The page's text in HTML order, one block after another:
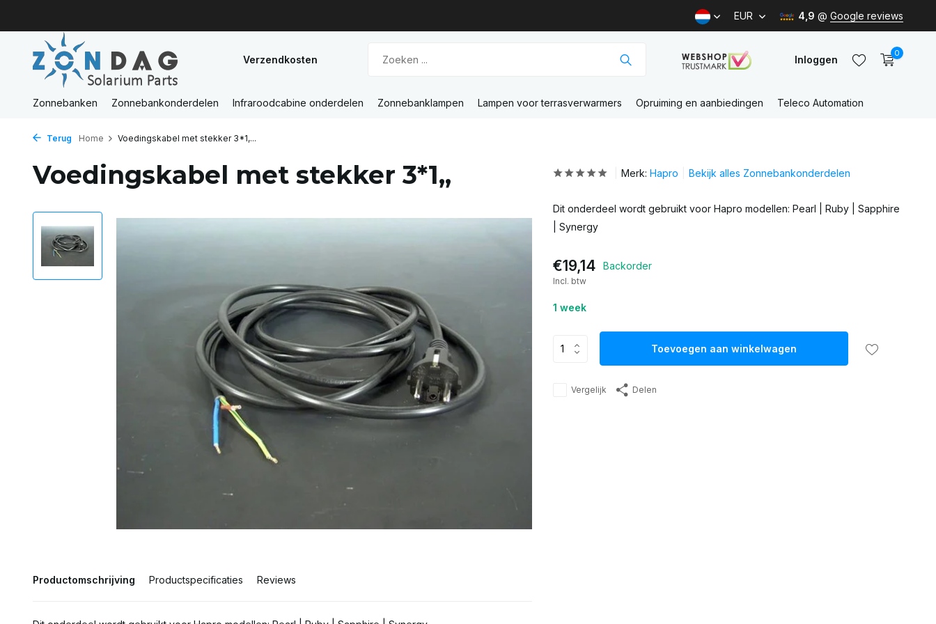
EUR 4,9 @ Google reviews
Verzendkosten Inloggen
Account
0
Zonnebanken Zonnebankonderdelen Infraroodcabine onderdelen Zonnebanklampen Lampen voor terrasverwarmers Opruiming en aanbiedingen Teleco Automation
Terug Home Voedingskabel met stekker 3*1,...
Voedingskabel met stekker 3*1,,
Productomschrijving Productspecificaties Reviews
Merk: Hapro Bekijk alles Zonnebankonderdelen
Dit onderdeel wordt gebruikt voor Hapro modellen: Pearl | Ruby | Sapphire
| Synergy
€19,14 Backorder
Incl. btw
1 week
Toevoegen aan winkelwagen
Vergelijk Delen